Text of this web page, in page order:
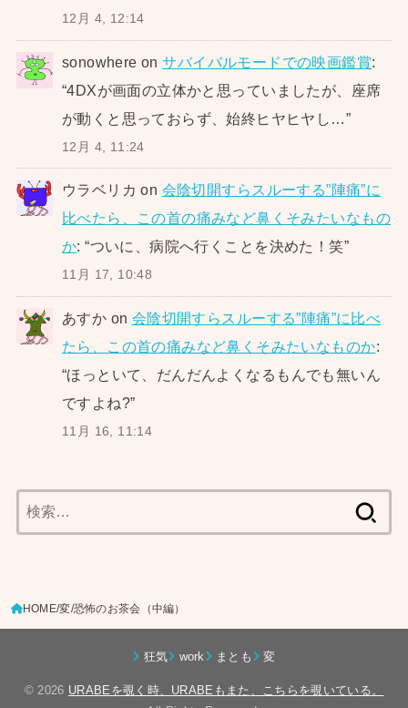
12月 4, 12:14
sonowhere onサバイバルモードでの映画鑑賞:
“4DXが画面の立体かと思っていましたが、座席
が動くと思っておらず、始終ヒヤヒヤし…”
12月 4, 11:24
ウラベリカ on 会陰切開すらスルーする”陣痛”に
比べたら、この首の痛みなど鼻くそみたいなもの
か: “ついに、病院へ行くことを決めた！笑”
11月 17, 10:48
あすか on 会陰切開すらスルーする”陣痛”に比べ
たら、この首の痛みなど鼻くそみたいなものか:
“ほっといて、だんだんよくなるもんでも無いん
ですよね?”
11月 16, 11:14
索:
HOME 変 恐怖のお茶会（中編）
狂気 work まとも 変
© 2026 URABEを覗く時、URABEもまた、こちらを覗いている。